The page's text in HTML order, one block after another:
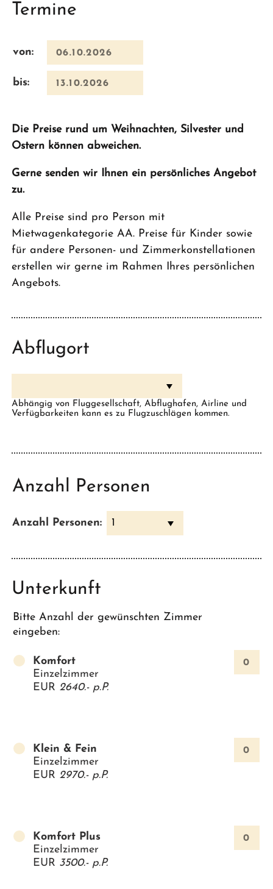
Termine
von:
bis:
Die Preise rund um Weihnachten, Silvester und
Ostern können abweichen.
Gerne senden wir Ihnen ein persönliches Angebot
zu.
Alle Preise sind pro Person mit
Mietwagenkategorie AA. Preise für Kinder sowie
für andere Personen- und Zimmerkonstellationen
erstellen wir gerne im Rahmen Ihres persönlichen
Angebots.
Abflugort
Abhängig von Fluggesellschaft, Abflughafen, Airline und
Verfügbarkeiten kann es zu Flugzuschlägen kommen.
Anzahl Personen
Anzahl Personen: 1
Unterkunft
Bitte Anzahl der gewünschten Zimmer
eingeben:
Komfort
Einzelzimmer
EUR 2640.-p.P.
Klein & Fein
Einzelzimmer
EUR 2970.-p.P.
Komfort Plus
Einzelzimmer
EUR 3500.-p.P.